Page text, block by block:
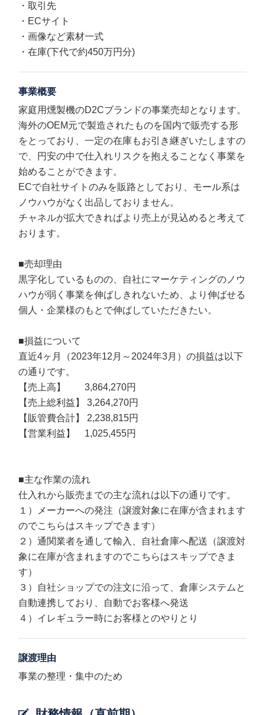
・取引先
・ECサイト
・画像など素材一式
・在庫(下代で約450万円分)
事業概要
家庭用燻製機のD2Cブランドの事業売却となります。
海外のOEM元で製造されたものを国内で販売する形
をとっており、一定の在庫もお引き継ぎいたしますの
で、円安の中で仕入れリスクを抱えることなく事業を
始めることができます。
ECで自社サイトのみを販路としており、モール系は
ノウハウがなく出品しておりません。
チャネルが拡大できればより売上が見込めると考えて
おります。
■売却理由
黒字化しているものの、自社にマーケティングのノウ
ハウが弱く事業を伸ばしきれないため、より伸ばせる
個人・企業様のもとで伸ばしていただきたい。
■損益について
直近4ヶ月（2023年12月～2024年3月）の損益は以下
の通りです。
【売上高】 3,864,270円
【売上総利益】 3,264,270円
【販管費合計】 2,238,815円
【営業利益】 1,025,455円
■主な作業の流れ
仕入れから販売までの主な流れは以下の通りです。
１）メーカーへの発注（譲渡対象に在庫が含まれます
のでこちらはスキップできます）
２）通関業者を通して輸入、自社倉庫へ配送（譲渡対
象に在庫が含まれますのでこちらはスキップできま
す）
３）自社ショップでの注文に沿って、倉庫システムと
自動連携しており、自動でお客様へ発送
４）イレギュラー時にお客様とのやりとり
譲渡理由
事業の整理・集中のため